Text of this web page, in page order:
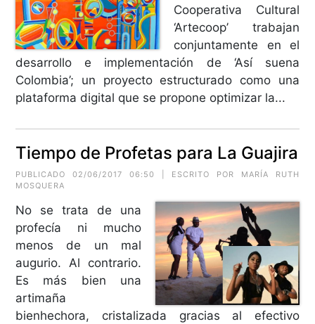
Cooperativa Cultural
‘Artecoop’ trabajan
conjuntamente en el
desarrollo e implementación de ‘Así suena
Colombia’; un proyecto estructurado como una
plataforma digital que se propone optimizar la...
Tiempo de Profetas para La Guajira
PUBLICADO 02/06/2017 06:50 | ESCRITO POR MARÍA RUTH
MOSQUERA
No se trata de una
profecía ni mucho
menos de un mal
augurio. Al contrario.
Es más bien una
artimaña
bienhechora, cristalizada gracias al efectivo